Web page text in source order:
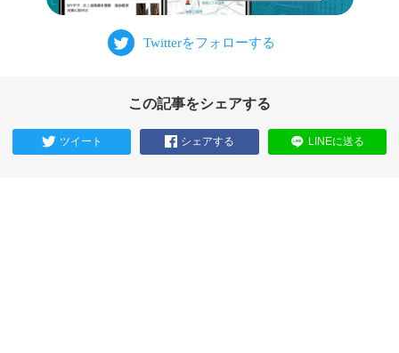
この記事をシェアする
ツイート シェアする LINEに送る